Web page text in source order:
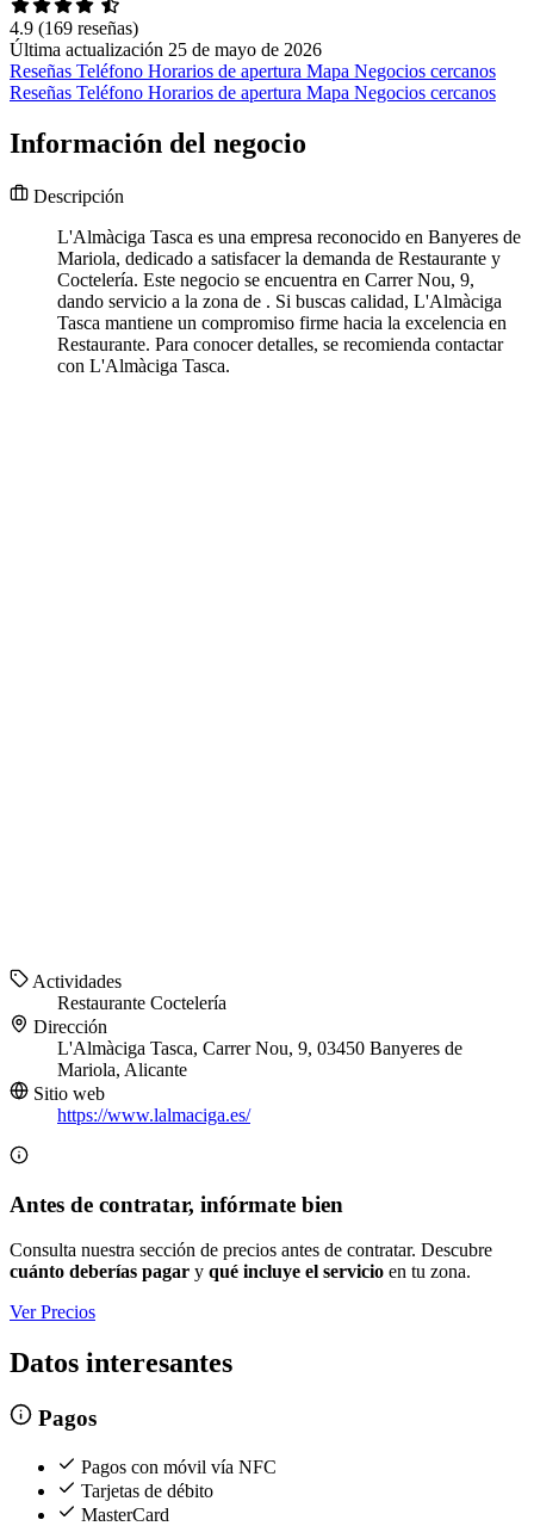
4.9 (169 reseñas)
Última actualización 25 de mayo de 2026
Reseñas Teléfono Horarios de apertura Mapa Negocios cercanos
Reseñas Teléfono Horarios de apertura Mapa Negocios cercanos
Información del negocio
Descripción
L'Almàciga Tasca es una empresa reconocido en Banyeres de
Mariola, dedicado a satisfacer la demanda de Restaurante y
Coctelería. Este negocio se encuentra en Carrer Nou, 9,
dando servicio a la zona de . Si buscas calidad, L'Almàciga
Tasca mantiene un compromiso firme hacia la excelencia en
Restaurante. Para conocer detalles, se recomienda contactar
con L'Almàciga Tasca.
Actividades
Restaurante Coctelería
Dirección
L'Almàciga Tasca, Carrer Nou, 9, 03450 Banyeres de
Mariola, Alicante
Sitio web
https://www.lalmaciga.es/
Antes de contratar, infórmate bien
Consulta nuestra sección de precios antes de contratar. Descubre
cuánto deberías pagar y qué incluye el servicio en tu zona.
Ver Precios
Datos interesantes
Pagos
Pagos con móvil vía NFC
Tarjetas de débito
MasterCard